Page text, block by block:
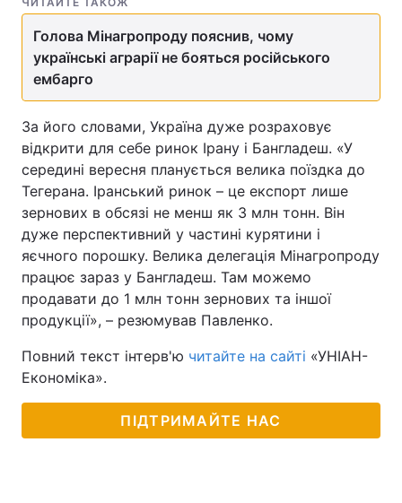
Голова Мінагропроду пояснив, чому
українські аграрії не бояться російського
ембарго
За його словами, Україна дуже розраховує
відкрити для себе ринок Ірану і Бангладеш. «У
середині вересня планується велика поїздка до
Тегерана. Іранський ринок – це експорт лише
зернових в обсязі не менш як 3 млн тонн. Він
дуже перспективний у частині курятини і
яєчного порошку. Велика делегація Мінагропроду
працює зараз у Бангладеш. Там можемо
продавати до 1 млн тонн зернових та іншої
продукції», – резюмував Павленко.
Повний текст інтерв'ю читайте на сайті «УНІАН-
Економіка».
ПІДТРИМАЙТЕ НАС